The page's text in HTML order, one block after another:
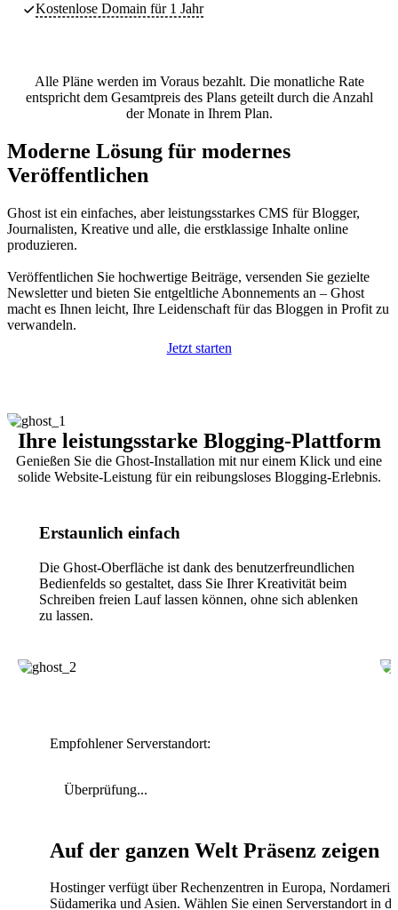
Kostenlose Domain für 1 Jahr
Alle Pläne werden im Voraus bezahlt. Die monatliche Rate
entspricht dem Gesamtpreis des Plans geteilt durch die Anzahl
der Monate in Ihrem Plan.
Moderne Lösung für modernes
Veröffentlichen
Ghost ist ein einfaches, aber leistungsstarkes CMS für Blogger,
Journalisten, Kreative und alle, die erstklassige Inhalte online
produzieren.
Veröffentlichen Sie hochwertige Beiträge, versenden Sie gezielte
Newsletter und bieten Sie entgeltliche Abonnements an – Ghost
macht es Ihnen leicht, Ihre Leidenschaft für das Bloggen in Profit zu
verwandeln.
Jetzt starten
Ihre leistungsstarke Blogging-Plattform
Genießen Sie die Ghost-Installation mit nur einem Klick und eine
solide Website-Leistung für ein reibungsloses Blogging-Erlebnis.
Erstaunlich einfach
Die Ghost-Oberfläche ist dank des benutzerfreundlichen
Bedienfelds so gestaltet, dass Sie Ihrer Kreativität beim
Schreiben freien Lauf lassen können, ohne sich ablenken
zu lassen.
Empfohlener Serverstandort:
Überprüfung...
Auf der ganzen Welt Präsenz zeigen
Hostinger verfügt über Rechenzentren in Europa,
Südamerika und Asien. Wählen Sie einen Serverstandort in